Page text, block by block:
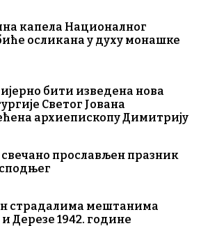
капела Националног
осликана у духу монашке
бити изведена нова
Светог Јована
архиепископу Димитрију
прослављен празник
страдалима мештанима
Дерезе 1942. године